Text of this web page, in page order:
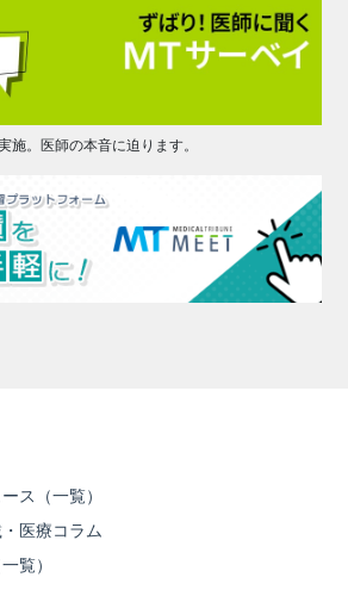
施。医師の本音に迫ります。
ス（一覧）
医療コラム
覧）